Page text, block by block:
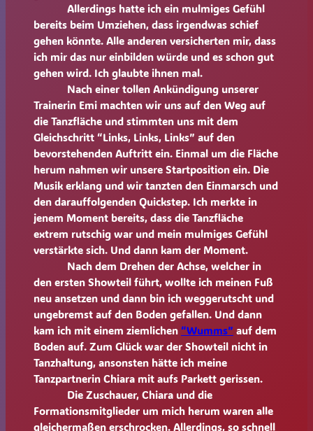
Allerdings hatte ich ein mulmiges Gefühl
bereits beim Umziehen, dass irgendwas schief
gehen könnte. Alle anderen versicherten mir, dass
ich mir das nur einbilden würde und es schon gut
gehen wird. Ich glaubte ihnen mal.
Nach einer tollen Ankündigung unserer
Trainerin Emi machten wir uns auf den Weg auf
die Tanzfläche und stimmten uns mit dem
Gleichschritt “Links, Links, Links” auf den
bevorstehenden Auftritt ein. Einmal um die Fläche
herum nahmen wir unsere Startposition ein. Die
Musik erklang und wir tanzten den Einmarsch und
den darauffolgenden Quickstep. Ich merkte in
jenem Moment bereits, dass die Tanzfläche
extrem rutschig war und mein mulmiges Gefühl
verstärkte sich. Und dann kam der Moment.
Nach dem Drehen der Achse, welcher in
den ersten Showteil führt, wollte ich meinen Fuß
neu ansetzen und dann bin ich weggerutscht und
ungebremst auf den Boden gefallen. Und dann
kam ich mit einem ziemlichen “Wumms” auf dem
Boden auf. Zum Glück war der Showteil nicht in
Tanzhaltung, ansonsten hätte ich meine
Tanzpartnerin Chiara mit aufs Parkett gerissen.
Die Zuschauer, Chiara und die
Formationsmitglieder um mich herum waren alle
gleichermaßen erschrocken. Allerdings, so schnell